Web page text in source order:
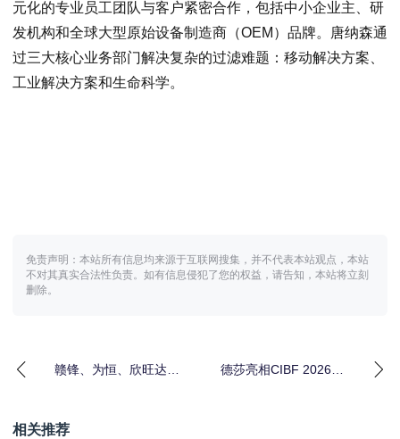
元化的专业员工团队与客户紧密合作，包括中小企业主、研
发机构和全球大型原始设备制造商（OEM）品牌。唐纳森通
过三大核心业务部门解决复杂的过滤难题：移动解决方案、
工业解决方案和生命科学。
免责声明：本站所有信息均来源于互联网搜集，并不代表本站观点，本站
不对其真实合法性负责。如有信息侵犯了您的权益，请告知，本站将立刻
删除。
赣锋、为恒、欣旺达、
德莎亮相CIBF 2026，
相关推荐